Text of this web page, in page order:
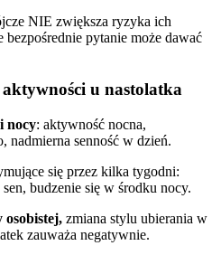
NIE zwiększa ryzyka ich
pytanie może dawać
u nastolatka
nocy: aktywność nocna,
nadmierna senność w dzień.
się przez kilka tygodni:
budzenie się w środku nocy.
osobistej, zmiana stylu ubierania w
zauważa negatywnie.